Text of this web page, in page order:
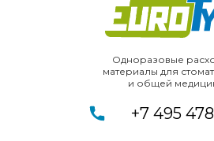
Одноразовые
материалы для
и общей
+7 495